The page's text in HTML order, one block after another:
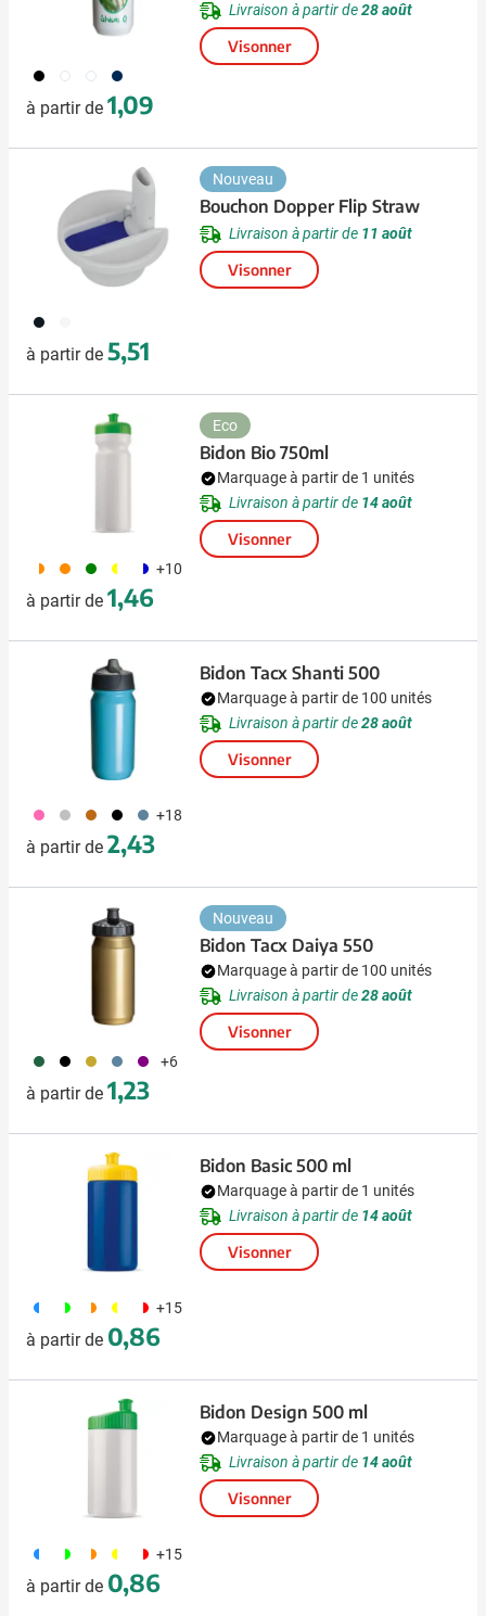
001 970 002 307
à partir de 1,09
Livraison à partir de28 août
Visonner
001
à partir de 5,51
Nouveau
Bouchon Dopper Flip Straw
Livraison à partir de 11 août
Visonner
192 350 351 241 187 +10
à partir de 1,46
Eco
Bidon Bio 750ml
Marquage à partir de 1 unités
Livraison à partir de 14 août
Visonner
490 032 087 001 485 +18
à partir de 2,43
Bidon Tacx Shanti 500
Marquage à partir de 100 unités
Livraison à partir de28 août
Visonner
374 001 386 485 024 +6
à partir de 1,23
Nouveau
Bidon Tacx Daiya 550
Marquage à partir de 100 unités
Livraison à partir de28 août
Visonner
190 191 192 241 188 +15
à partir de 0,86
Bidon Basic 500 ml
Marquage à partir de 1 unités
Livraison à partir de 14 août
Visonner
190 191 192 241 188 +15
à partir de 0,86
Bidon Design 500 ml
Marquage à partir de 1 unités
Livraison à partir de 14 août
Visonner